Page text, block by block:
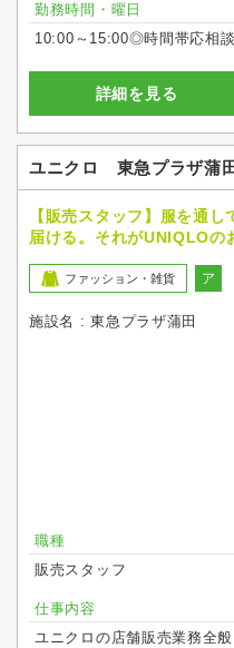
勤務時間・曜日
10:00～15:00◎時間帯応相
詳細を見る
ユニクロ 東急プラザ蒲
【販売スタッフ】服を通
届ける。それがUNIQLOの
ファッション・雑貨 ア
施設名 : 東急プラザ蒲田
職種
販売スタッフ
仕事内容
ユニクロの店舗販売業務全